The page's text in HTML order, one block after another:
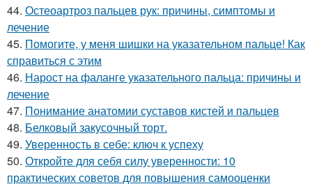
44. Остеоартроз пальцев рук: причины, симптомы и
лечение
45. Помогите, у меня шишки на указательном пальце! Как
справиться с этим
46. Нарост на фаланге указательного пальца: причины и
лечение
47. Понимание анатомии суставов кистей и пальцев
48. Белковый закусочный торт.
49. Уверенность в себе: ключ к успеху
50. Откройте для себя силу уверенности: 10
практических советов для повышения самооценки